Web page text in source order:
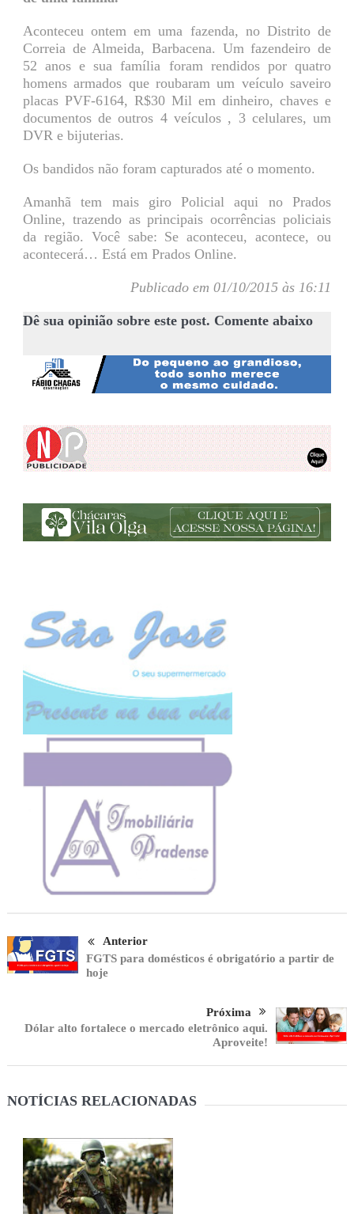
Aconteceu ontem em uma fazenda, no Distrito de
Correia de Almeida, Barbacena. Um fazendeiro de
52 anos e sua família foram rendidos por quatro
homens armados que roubaram um veículo saveiro
placas PVF-6164, R$30 Mil em dinheiro, chaves e
documentos de outros 4 veículos , 3 celulares, um
DVR e bijuterias.
Os bandidos não foram capturados até o momento.
Amanhã tem mais giro Policial aqui no Prados
Online, trazendo as principais ocorrências policiais
da região. Você sabe: Se aconteceu, acontece, ou
acontecerá… Está em Prados Online.
Publicado em 01/10/2015 às 16:11
Dê sua opinião sobre este post. Comente abaixo
Anterior
FGTS para domésticos é obrigatório a partir de
hoje
Próxima
Dólar alto fortalece o mercado eletrônico aqui.
Aproveite!
NOTÍCIAS RELACIONADAS